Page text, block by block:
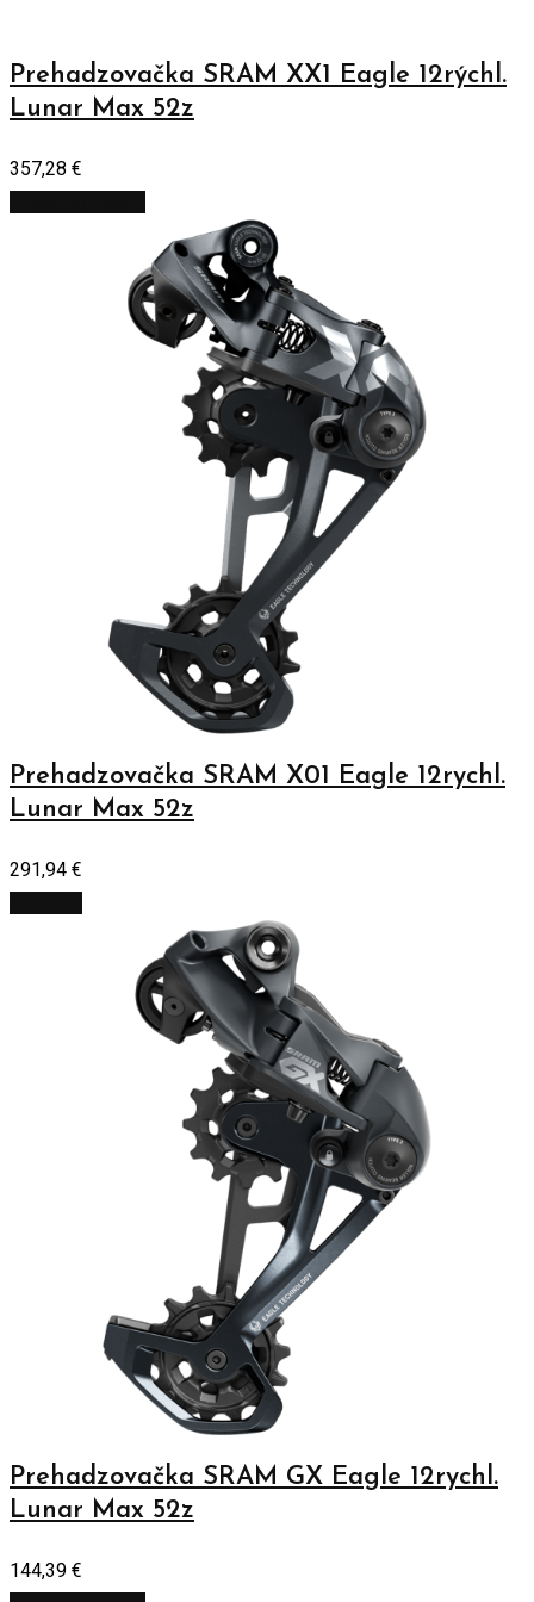
Prehadzovačka SRAM XX1 Eagle 12rýchl.
Lunar Max 52z
357,28 €
Prehadzovačka SRAM X01 Eagle 12rychl.
Lunar Max 52z
291,94 €
Prehadzovačka SRAM GX Eagle 12rychl.
Lunar Max 52z
144,39 €